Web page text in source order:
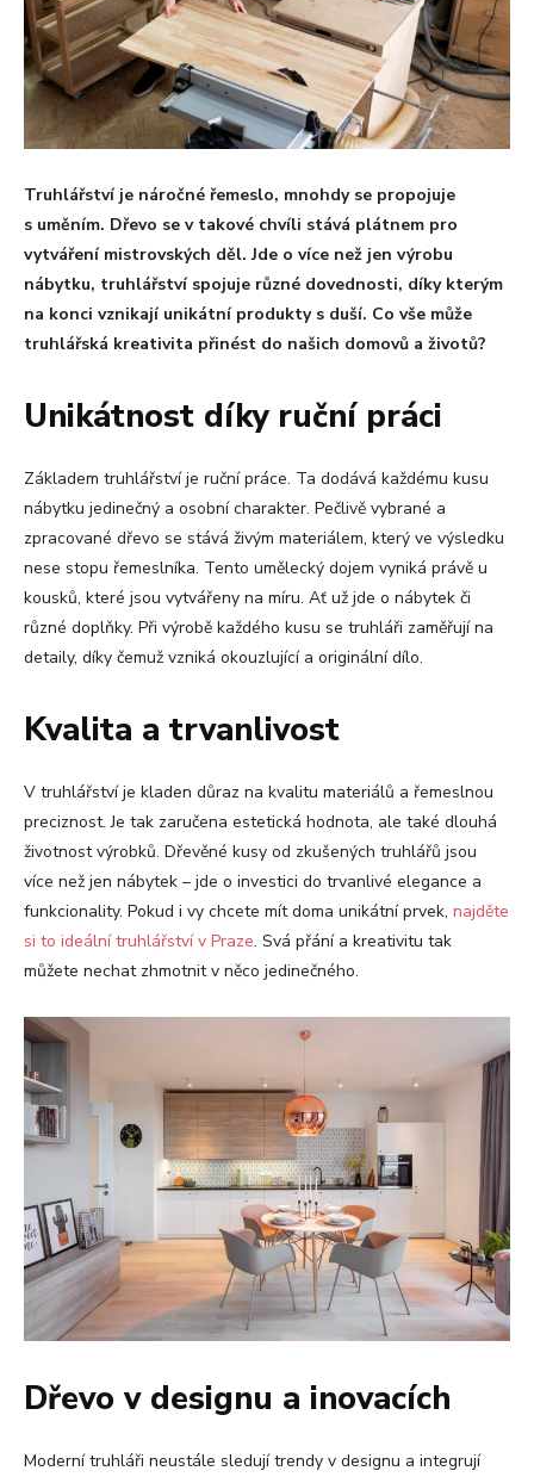
Truhlářství je náročné řemeslo, mnohdy se propojuje
s uměním. Dřevo se v takové chvíli stává plátnem pro
vytváření mistrovských děl. Jde o více než jen výrobu
nábytku, truhlářství spojuje různé dovednosti, díky kterým
na konci vznikají unikátní produkty s duší. Co vše může
truhlářská kreativita přinést do našich domovů a životů?
Unikátnost díky ruční práci
Základem truhlářství je ruční práce. Ta dodává každému kusu
nábytku jedinečný a osobní charakter. Pečlivě vybrané a
zpracované dřevo se stává živým materiálem, který ve výsledku
nese stopu řemeslníka. Tento umělecký dojem vyniká právě u
kousků, které jsou vytvářeny na míru. Ať už jde o nábytek či
různé doplňky. Při výrobě každého kusu se truhláři zaměřují na
detaily, díky čemuž vzniká okouzlující a originální dílo.
Kvalita a trvanlivost
V truhlářství je kladen důraz na kvalitu materiálů a řemeslnou
preciznost. Je tak zaručena estetická hodnota, ale také dlouhá
životnost výrobků. Dřevěné kusy od zkušených truhlářů jsou
více než jen nábytek – jde o investici do trvanlivé elegance a
funkcionality. Pokud i vy chcete mít doma unikátní prvek, najděte
si to ideální truhlářství v Praze. Svá přání a kreativitu tak
můžete nechat zhmotnit v něco jedinečného.
Dřevo v designu a inovacích
Moderní truhláři neustále sledují trendy v designu a integrují